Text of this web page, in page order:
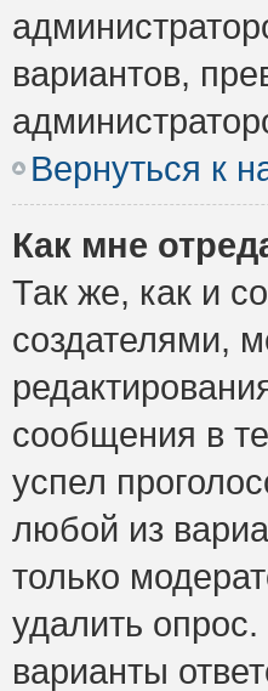
вариантов,
Вернуться к
Как мне
Так же, как и
создателями,
сообщения в
успел
любой из
только
удалить
варианты